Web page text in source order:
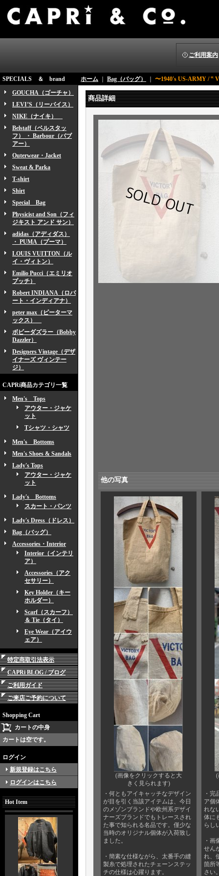
ご利用案内
SPECIALS ＆ brand
GOUCHA（ゴーチャ）
LEVI’S（リーバイス）
NIKE（ナイキ）
Belstaff（ベルスタッ
フ） ・ Barbour（バブ
アー）
Outerwear・Jacket
Sweat & Parka
T-shirt
Shirt
Special Bag
Physicist and Son（フィ
ジキスト アンド サン）
adidas（アディダス）
・ PUMA（プーマ）
LOUIS VUITTON（ル
イ・ヴィトン）
Emilio Pucci（エミリオ
プッチ）
Robert INDIANA（ロバ
ート・インディアナ）
peter max（ピーターマ
ックス）
ボビーダズラー（Bobby
Dazzler）
Designers Vintage（デザ
イナーズ ヴィンテー
ジ）
CAPRi商品カテゴリ一覧
Men's Tops
アウター・ジャケ
ット
Tシャツ・シャツ
Men's Bottoms
Men's Shoes & Sandals
Lady's Tops
アウター・ジャケ
ット
Lady's Bottoms
スカート・パンツ
Lady's Dress（ドレス）
Bag（バッグ）
Accessories・Interior
Interior（インテリ
ア）
Accessories（アク
セサリー）
Key Holder（キー
ホルダー）
Scarf（スカーフ）
＆ Tie（タイ）
Eye Wear（アイウ
ェア）
特定商取引法表示
CAPRi BLOG / ブログ
ご利用ガイド
ご来店ご予約について
Shopping Cart
カートの中身
カートは空です。
ログイン
新規登録はこちら
ログインはこちら
Hot Item
ホーム Bag（バッグ） 〜1940's US-ARMY / ‟
商品詳細
他の写真
(画像をクリックすると大
きく見られます)
・何ともアイキャッチなデザイン
が目を引く当該アイテムは、今日
のメゾンブランドや欧州系デザイ
ナーズブランドでもトレースされ
た事で知られる名品です。僅少な
当時のオリジナル個体が入荷致し
ました。
・簡素な仕様ながら、太番手の縫
製糸で処理されたチェーンステッ
チの仕様は心躍ります。
(
・完
ア個
れな
体に
らし
・画
せん
れ、
箇所
さい